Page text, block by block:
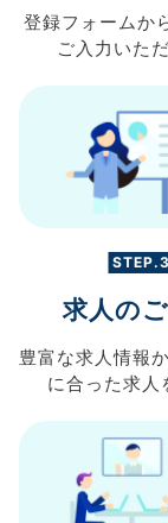
登録フォームか
ご入力 いた
STEP.3
求人の
豊富な求人情報か
に合った求人